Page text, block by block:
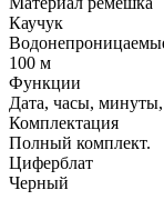
Каучук
100 м
Функции
Дата, часы,
Комплектация
Полный комплект.
Циферблат
Черный